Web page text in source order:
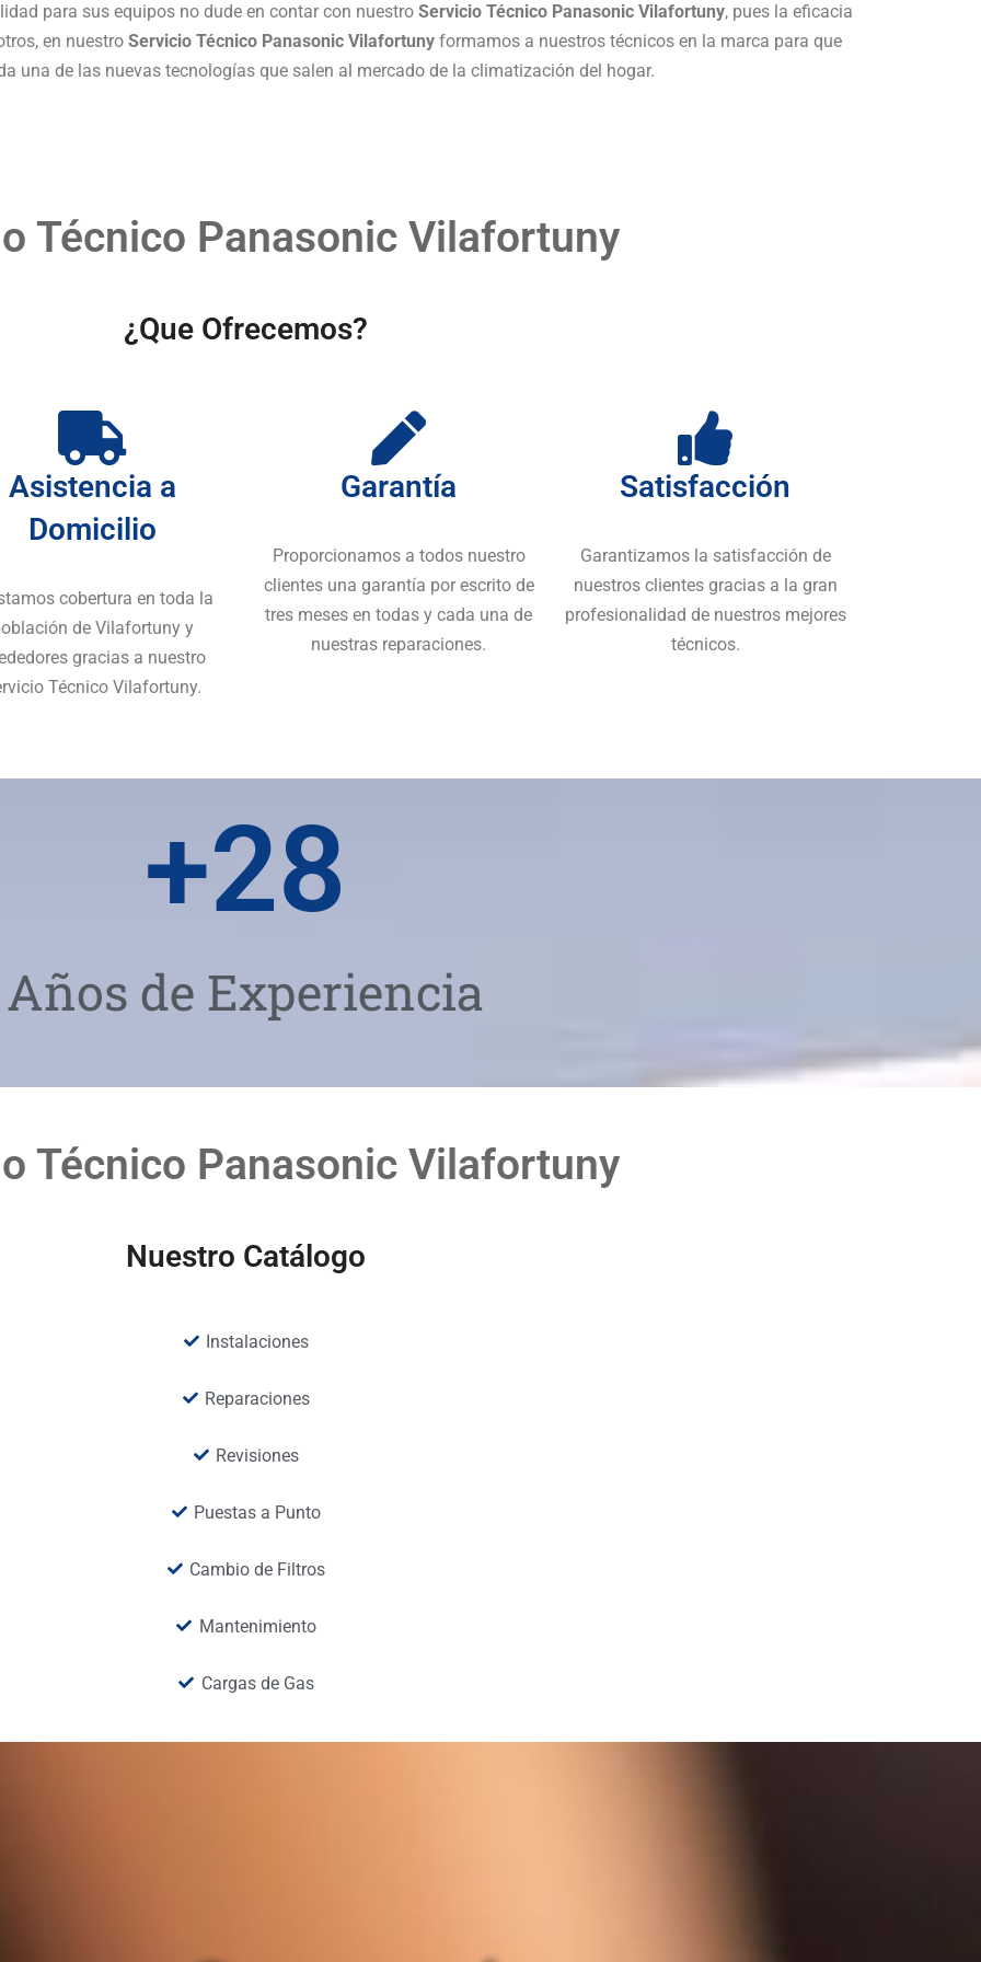
para sus equipos no dude en contar con nuestro Servicio Técnico Panasonic Vilafortuny, pues la eficacia
en nuestro Servicio Técnico Panasonic Vilafortuny formamos a nuestros técnicos en la marca para que
una de las nuevas tecnologías que salen al mercado de la climatización del hogar.
Técnico Panasonic Vilafortuny
¿Que Ofrecemos?
Asistencia a
Domicilio
cobertura en toda la
de Vilafortuny y
gracias a nuestro
Técnico Vilafortuny.
Garantía
Proporcionamos a todos nuestro
clientes una garantía por escrito de
tres meses en todas y cada una de
nuestras reparaciones.
Satisfacción
Garantizamos la satisfacción de
nuestros clientes gracias a la gran
profesionalidad de nuestros mejores
técnicos.
Años de Experiencia
+28
Técnico Panasonic Vilafortuny
Nuestro Catálogo
Instalaciones
Reparaciones
Revisiones
Puestas a Punto
Cambio de Filtros
Mantenimiento
Cargas de Gas